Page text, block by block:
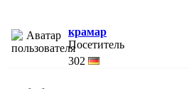
крамар
Посетитель
302